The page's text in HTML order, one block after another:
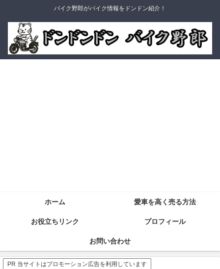
バイク野郎がバイク情報をドンドン紹介！
ホーム 愛車を高く売る方法
お役立ちリンク プロフィール
お問い合わせ
PR 当サイトはプロモーション広告を利用しています